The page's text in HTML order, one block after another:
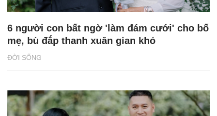
ĐỜI SỐNG
6 người con bất ngờ 'làm đám cưới' cho bố
mẹ, bù đắp thanh xuân gian khó